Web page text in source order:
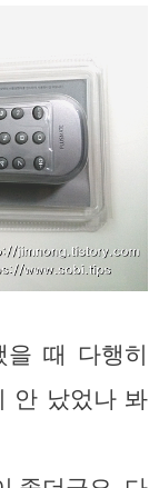
을 때 다행히
안 났었나 봐